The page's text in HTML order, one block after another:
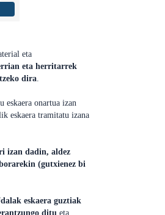
eta
eta herritarrek
dira
onartua izan
eskaera tramitatu izana
izan dadin, aldez
(gutxienez bi
eskaera guztiak
ditu eta